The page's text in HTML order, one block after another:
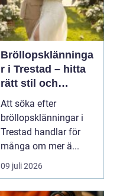
Bröllopsklänninga
r i Trestad – hitta
rätt stil och
passform inför den
stora dagen
Att söka efter
bröllopsklänningar i
Trestad handlar för
många om mer ä...
09 juli 2026